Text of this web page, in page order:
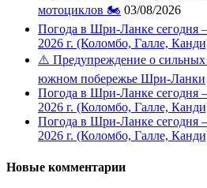
мотоциклов 🏍️ 03/08/2026
Погода в Шри-Ланке сегодня
2026 г. (Коломбо, Галле,
⚠️ Предупреждение о сильных
южном побережье Шри-Ланки
Погода в Шри-Ланке сегодня
2026 г. (Коломбо, Галле,
Погода в Шри-Ланке сегодня
2026 г. (Коломбо, Галле,
Новые комментарии